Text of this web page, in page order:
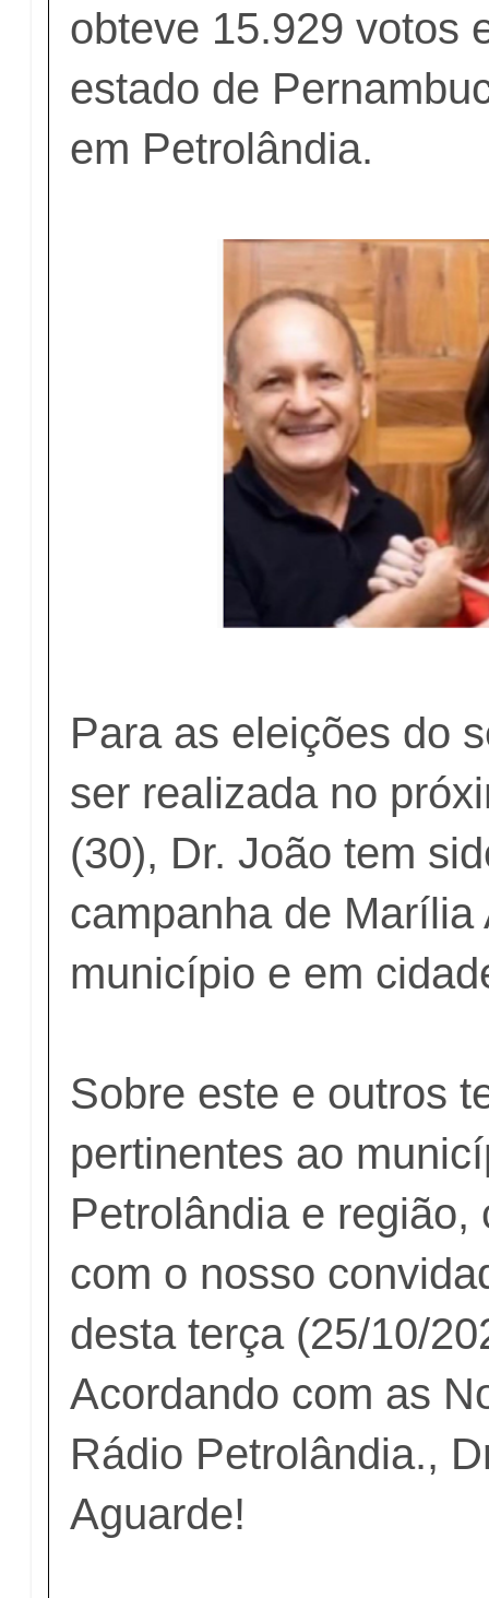
obteve 15.929 votos
estado de
em Petrolândia.
Para as eleições do
ser realizada no
(30), Dr. João tem
campanha de Marília
município e em
Sobre este e outros
pertinentes ao
Petrolândia e região,
com o nosso
desta terça (25/10/
Acordando com as
Rádio Petrolândia.,
Aguarde!